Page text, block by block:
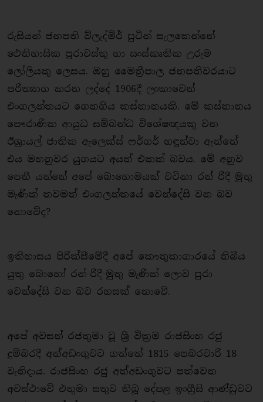
රුසියන් ජනපති ව්ලැද්මිර් පුටින් සැලකෙන්නේ
ඓතිහාසික පුරාවස්තු හා සංස්කෘතික උරුම
ලෝලියකු ලෙසය. ඔහු මෛත්‍රීපාල ජනපතිවරයාට
පරිත්‍යාග කරන ලද්දේ 1906දී ලංකාවෙන්
එංගලන්තයට ගෙනගිය කස්තානයකි. මේ කස්තානය
පෞරාණික ආයුධ සම්බන්ධ විශේෂඥයකු වන
ඊශ්‍රායල් ජාතික ඇලෙක්ස් ෆර්ගර් හඳුන්වා ඇත්තේ
එය මහනුවර යුගයට අයත් එකක් බවය. මේ අනුව
පෙනී යන්නේ අපේ බොහොමයක් වටිනා රන් රිදී මුතු
මැණික් තවමත් එංගලන්තයේ වෙන්දේසි වන බව
නොවේද?
ඉතිහාසය පිරික්සීමේදී අපේ කෞතුකාගාරයේ තිබිය
යුතු බොහෝ රන්-රිදී-මුතු මැණික් ලොව පුරා
වෙන්දේසි වන බව රහසක් නොවේ.
අපේ අවසන් රජතුමා වූ ශ්‍රී වික්‍රම රාජසිංහ රජු
දුම්බරදී අත්අඩංගුවට ගත්තේ 1815 පෙබරවාරි 18
වැනිද‌ාය. රාජසිංහ රජු අත්අඩංගුවට පත්වෙන
අවස්ථාවේ එතුමා සතුව තිබූ දේපළ ඉංග්‍රීසි ආණ්ඩුවට